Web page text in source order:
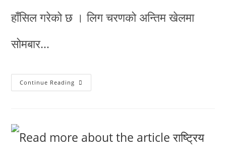
हाँसिल गरेको छ । लिग चरणको अन्तिम खेलमा
सोमबार…
Continue Reading